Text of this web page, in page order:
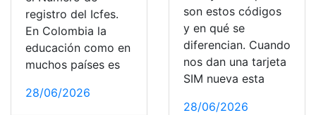
registro del Icfes.
En Colombia la
educación como en
muchos países es
28/06/2026
son estos códigos
y en qué se
diferencian. Cuando
nos dan una tarjeta
SIM nueva esta
28/06/2026